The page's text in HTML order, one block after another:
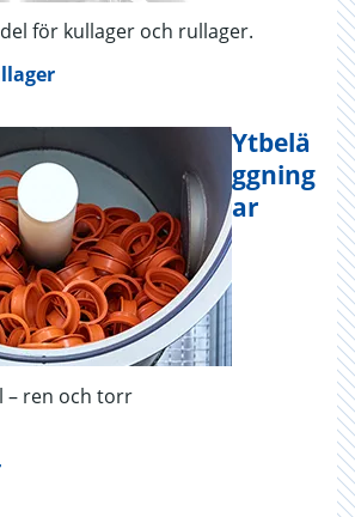
för kullager och rullager.
Ytbelä
ggning
ar
– ren och torr